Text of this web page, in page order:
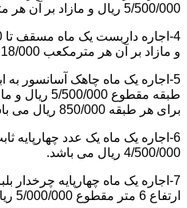
5/500/000 ریال و مازاد بر آن هر مترمکعب 18/000 ریال می باشد.
و مازاد بر آن هر مترمکعب 18/000 ریال می باشد.
برای هر طبقه 850/000 ریال می باشد.
4/500/000 ریال می باشد.
ارتفاع 6 متر مقطوع 5/000/000 ریال می باشد.